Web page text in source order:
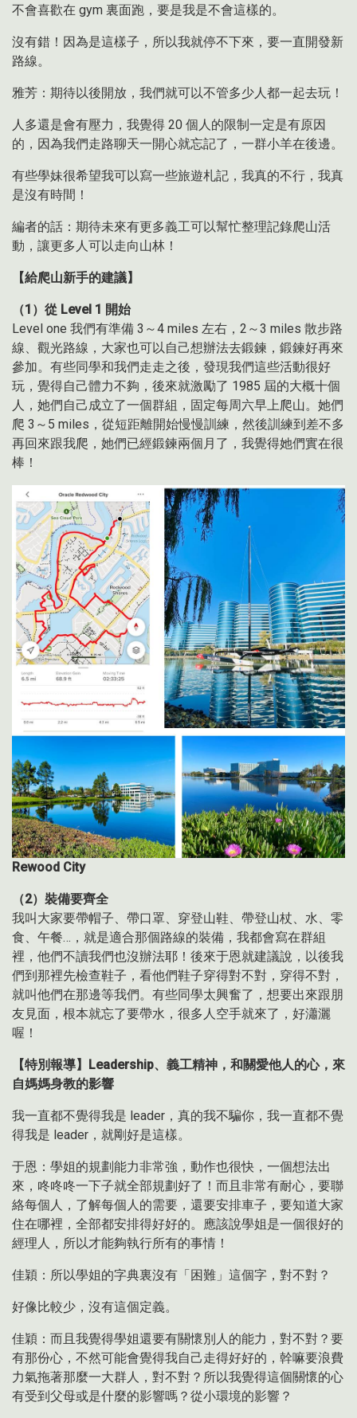
不會喜歡在 gym 裏面跑，要是我是不會這樣的。
沒有錯！因為是這樣子，所以我就停不下來，要一直開發新
路線。
雅芳：期待以後開放，我們就可以不管多少人都一起去玩！
人多還是會有壓力，我覺得 20 個人的限制一定是有原因
的，因為我們走路聊天一開心就忘記了，一群小羊在後邊。
有些學妹很希望我可以寫一些旅遊札記，我真的不行，我真
是沒有時間！
編者的話：期待未來有更多義工可以幫忙整理記錄爬山活
動，讓更多人可以走向山林！
【給爬山新手的建議】
（1）從 Level 1 開始
Level one 我們有準備 3～4 miles 左右，2～3 miles 散步路
線、觀光路線，大家也可以自己想辦法去鍛鍊，鍛鍊好再來
參加。有些同學和我們走走之後，發現我們這些活動很好
玩，覺得自己體力不夠，後來就激勵了 1985 屆的大概十個
人，她們自己成立了一個群組，固定每周六早上爬山。她們
爬 3～5 miles，從短距離開始慢慢訓練，然後訓練到差不多
再回來跟我爬，她們已經鍛鍊兩個月了，我覺得她們實在很
棒！
Rewood City
（2）裝備要齊全
我叫大家要帶帽子、帶口罩、穿登山鞋、帶登山杖、水、零
食、午餐…，就是適合那個路線的裝備，我都會寫在群組
裡，他們不讀我們也沒辦法耶！後來于恩就建議說，以後我
們到那裡先檢查鞋子，看他們鞋子穿得對不對，穿得不對，
就叫他們在那邊等我們。有些同學太興奮了，想要出來跟朋
友見面，根本就忘了要帶水，很多人空手就來了，好瀟灑
喔！
【特別報導】 Leadership、義工精神，和關愛他人的心，來
自媽媽身教的影響
我一直都不覺得我是 leader，真的我不騙你，我一直都不覺
得我是 leader，就剛好是這樣。
于恩：學姐的規劃能力非常強，動作也很快，一個想法出
來，咚咚咚一下子就全部規劃好了！而且非常有耐心，要聯
絡每個人，了解每個人的需要，還要安排車子，要知道大家
住在哪裡，全部都安排得好好的。應該說學姐是一個很好的
經理人，所以才能夠執行所有的事情！
佳穎：所以學姐的字典裏沒有「困難」這個字，對不對？
好像比較少，沒有這個定義。
佳穎：而且我覺得學姐還要有關懷別人的能力，對不對？要
有那份心，不然可能會覺得我自己走得好好的，幹嘛要浪費
力氣拖著那麼一大群人，對不對？所以我覺得這個關懷的心
有受到父母或是什麼的影響嗎？從小環境的影響？